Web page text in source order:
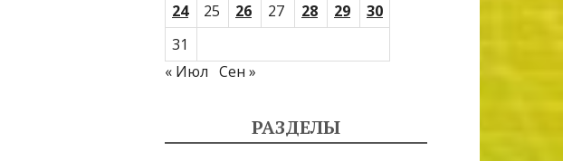
24
25 26 27 28 29
30
31
« Июл Сен »
РАЗДЕЛЫ